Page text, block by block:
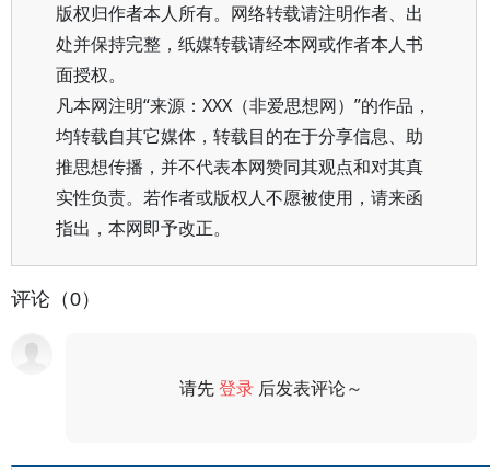
版权归作者本人所有。网络转载请注明作者、出
处并保持完整，纸媒转载请经本网或作者本人书
面授权。
凡本网注明“来源：XXX（非爱思想网）”的作品，
均转载自其它媒体，转载目的在于分享信息、助
推思想传播，并不代表本网赞同其观点和对其真
实性负责。若作者或版权人不愿被使用，请来函
指出，本网即予改正。
评论（0）
请先登录 后发表评论～